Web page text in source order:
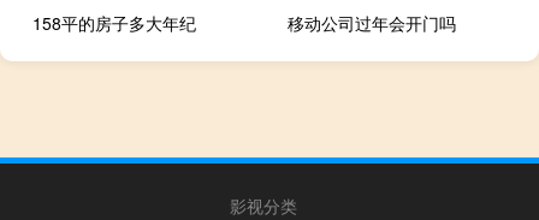
158平的房子多大年纪
移动公司过年会开门吗
影视分类